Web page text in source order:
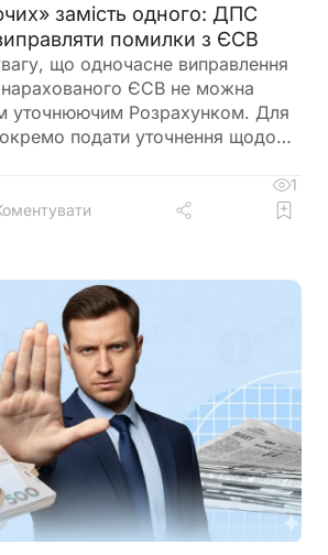
замість одного: ДПС
помилки з ЄСВ
що одночасне виправлення
нарахованого ЄСВ не можна
уточнюючим Розрахунком. Для
подати уточнення щодо
типів нарахувань
1